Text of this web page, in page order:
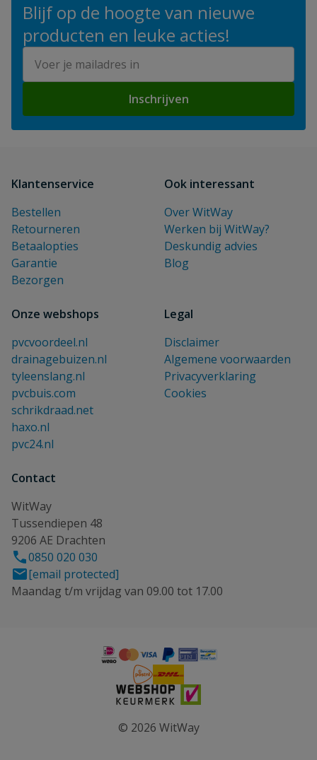
Blijf op de hoogte van nieuwe
producten en leuke acties!
Inschrijven
Klantenservice
Bestellen
Retourneren
Betaalopties
Garantie
Bezorgen
Ook interessant
Over WitWay
Werken bij WitWay?
Deskundig advies
Blog
Onze webshops
pvcvoordeel.nl
drainagebuizen.nl
tyleenslang.nl
pvcbuis.com
schrikdraad.net
haxo.nl
pvc24.nl
Legal
Disclaimer
Algemene voorwaarden
Privacyverklaring
Cookies
Contact
WitWay
Tussendiepen 48
9206 AE Drachten
0850 020 030
[email protected]
Maandag t/m vrijdag van 09.00 tot 17.00
© 2026 WitWay